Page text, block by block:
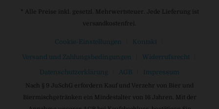
* Alle Preise inkl. gesetzl. Mehrwertsteuer. Jede Lieferung ist
versandkostenfrei.
Cookie-Einstellungen Kontakt
Versand und Zahlungsbedingungen Widerrufsrecht
Datenschutzerklärung AGB Impressum
Nach § 9 JuSchG erfordern Kauf und Verzehr von Bier und
Biermischgetränken ein Mindestalter von 16 Jahren. Mit der